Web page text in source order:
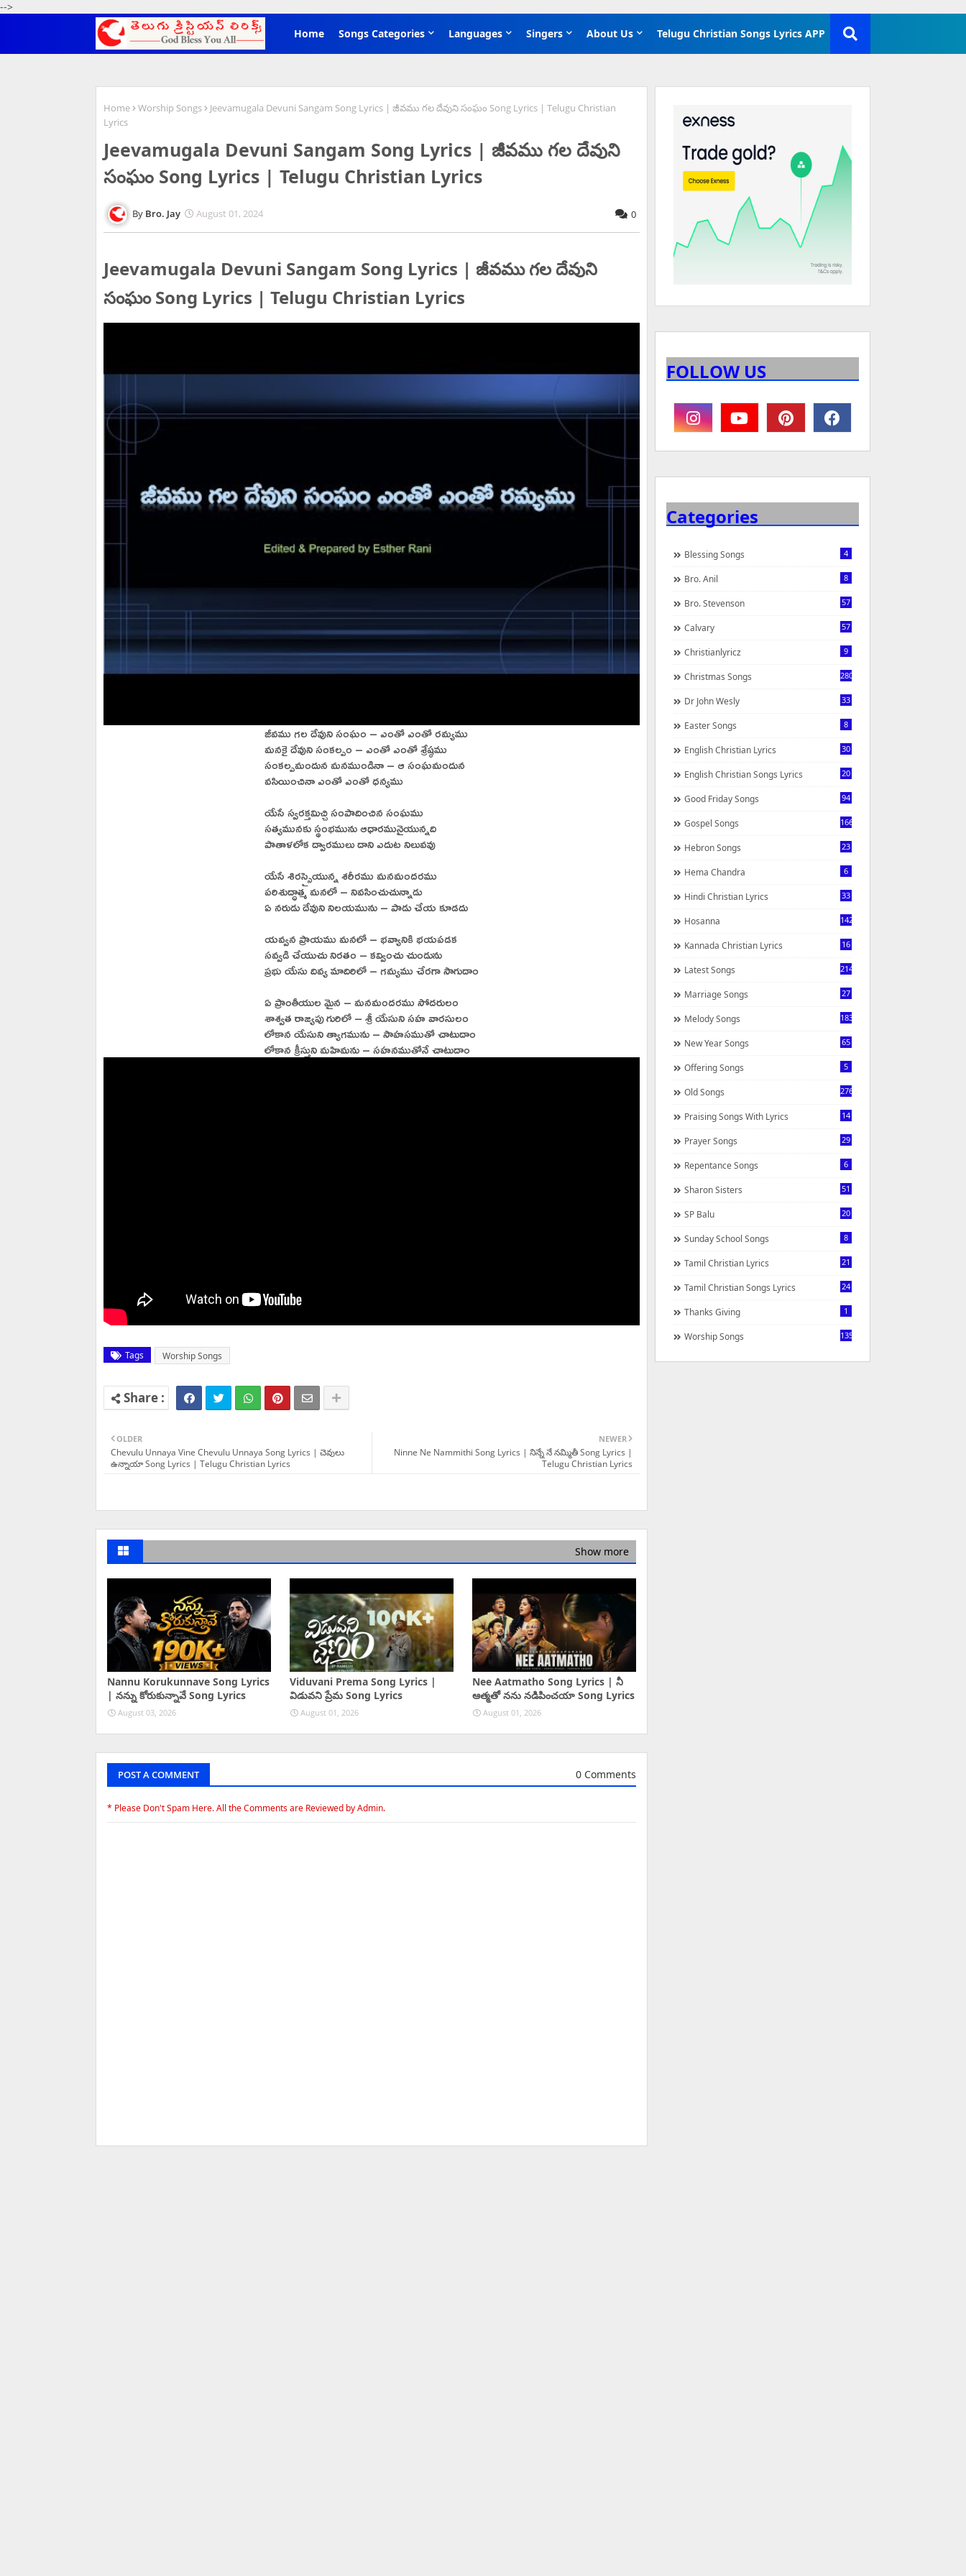
-->
Home
Songs Categories Languages Singers About Us Telugu Christian Songs Lyrics APP
Home Worship Songs
Jeevamugala Devuni Sangam Song Lyrics | జీవము గల దేవుని సంఘం Song Lyrics | Telugu Christian
Lyrics
Jeevamugala Devuni Sangam Song Lyrics | జీవము గల దేవుని
సంఘం Song Lyrics | Telugu Christian Lyrics
Bro. Jay August 01, 2024 0
Jeevamugala Devuni Sangam Song Lyrics | జీవము గల దేవుని
సంఘం Song Lyrics | Telugu Christian Lyrics
జీవము గల దేవుని సంఘం – ఎంతో ఎంతో రమ్యము
మనకై దేవుని సంకల్పం – ఎంతో ఎంతో శ్రేష్ఠము
సంకల్పమందున మనముండినా – ఆ సంఘమందున
వసియించినా ఎంతో ఎంతో ధన్యము
యేసే స్వరక్తమిచ్చి సంపాదించిన సంఘము
సత్యమునకు స్థంభమును ఆధారమునైయున్నది
పాతాళలోక ద్వారములు దాని ఎదుట నిలువవు
యేసే శిరస్సైయున్న శరీరము మనమందరము
పరిశుద్ధాత్మ మనలో – నివసించుచున్నాడు
ఏ నరుడు దేవుని నిలయమును – పాడు చేయ కూడదు
యవ్వన ప్రాయము మనలో – భవ్యానికి భయపడక
సవ్వడి చేయుచు నిరతం – కవ్వించు చుండును
ప్రభు యేసు దివ్య మాదిరిలో – గమ్యము చేరగా సాగుదాం
ఏ ప్రాంతీయుల మైన – మనమందరము సోదరులం
శాశ్వత రాజ్యపు గురిలో – శ్రీ యేసుని సహ వారసులం
లోకాన యేసుని త్యాగమును – సాహసముతో చాటుదాం
లోకాన క్రీస్తుని మహిమను – సహనముతోనే చాటుదాం
Tags Worship Songs
NEWER
Ninne Ne Nammithi Song Lyrics | నిన్నే నే నమ్మితీ Song Lyrics |
Telugu Christian Lyrics
OLDER
Chevulu Unnaya Vine Chevulu Unnaya Song Lyrics | చెవులు
ఉన్నాయా Song Lyrics | Telugu Christian Lyrics
Show more
Nannu Korukunnave Song Lyrics
| నన్ను కోరుకున్నావే Song Lyrics
August 03, 2026
Viduvani Prema Song Lyrics |
విడువని ప్రేమ Song Lyrics
August 01, 2026
Nee Aatmatho Song Lyrics | నీ
ఆత్మతో నను నడిపించయా Song Lyrics
August 01, 2026
POST A COMMENT 0 Comments
* Please Don't Spam Here. All the Comments are Reviewed by Admin.
FOLLOW US
Categories
Blessing Songs 4
Bro. Anil 8
Bro. Stevenson 57
Calvary 57
Christianlyricz 9
Christmas Songs 280
Dr John Wesly 33
Easter Songs 8
English Christian Lyrics 30
English Christian Songs Lyrics 20
Good Friday Songs 94
Gospel Songs 166
Hebron Songs 23
Hema Chandra 6
Hindi Christian Lyrics 33
Hosanna 142
Kannada Christian Lyrics 16
Latest Songs 214
Marriage Songs 27
Melody Songs 183
New Year Songs 65
Offering Songs 5
Old Songs 276
Praising Songs With Lyrics 14
Prayer Songs 29
Repentance Songs 6
Sharon Sisters 51
SP Balu 20
Sunday School Songs 8
Tamil Christian Lyrics 21
Tamil Christian Songs Lyrics 24
Thanks Giving 1
Worship Songs 1350